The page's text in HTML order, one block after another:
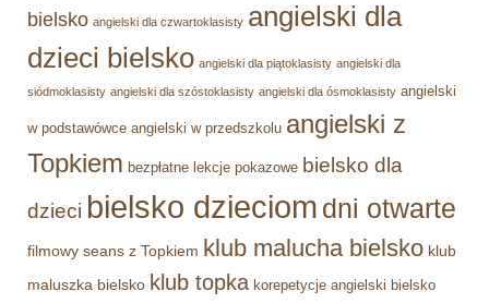
bielsko angielski dla czwartoklasisty angielski dla
dzieci bielsko angielski dla piątoklasisty angielski dla
siódmoklasisty angielski dla szóstoklasisty angielski dla ósmoklasisty angielski
w podstawówce angielski w przedszkolu angielski z
Topkiem bezpłatne lekcje pokazowe bielsko dla
dzieci bielsko dzieciom dni otwarte
filmowy seans z Topkiem klub malucha bielsko klub
maluszka bielsko klub topka korepetycje angielski bielsko